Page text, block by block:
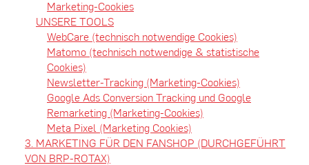
Marketing-Cookies
UNSERE TOOLS
WebCare (technisch notwendige Cookies)
Matomo (technisch notwendige & statistische
Cookies)
Newsletter-Tracking (Marketing-Cookies)
Google Ads Conversion Tracking und Google
Remarketing (Marketing-Cookies)
Meta Pixel (Marketing Cookies)
3. MARKETING FÜR DEN FANSHOP (DURCHGEFÜHRT
VON BRP-ROTAX)